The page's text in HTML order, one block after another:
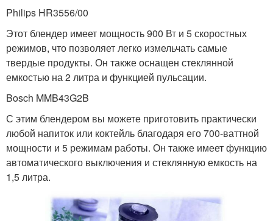
Philips HR3556/00
Этот блендер имеет мощность 900 Вт и 5 скоростных
режимов, что позволяет легко измельчать самые
твердые продукты. Он также оснащен стеклянной
емкостью на 2 литра и функцией пульсации.
Bosch MMB43G2B
С этим блендером вы можете приготовить практически
любой напиток или коктейль благодаря его 700-ваттной
мощности и 5 режимам работы. Он также имеет функцию
автоматического выключения и стеклянную емкость на
1,5 литра.